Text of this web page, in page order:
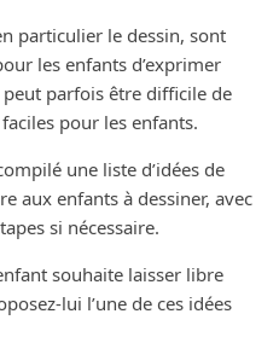
particulier le dessin, sont
les enfants d’exprimer
parfois être difficile de
pour les enfants.
une liste d’idées de
aux enfants à dessiner, avec
si nécessaire.
souhaite laisser libre
lui l’une de ces idées